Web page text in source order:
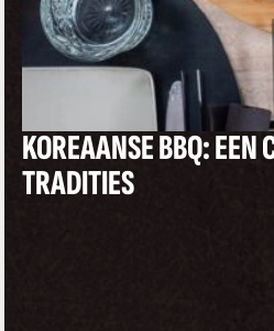
KOREAANSE BBQ: EEN
TRADITIES